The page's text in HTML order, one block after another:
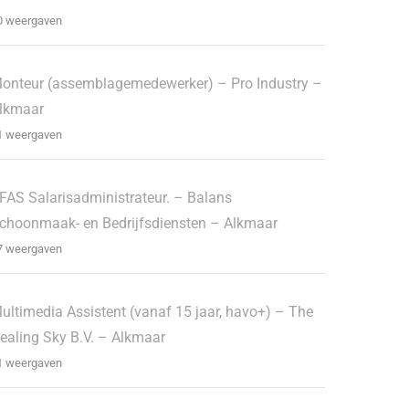
weergaven
(assemblagemedewerker) – Pro Industry –
weergaven
Salarisadministrateur. – Balans
en Bedrijfsdiensten – Alkmaar
weergaven
Assistent (vanaf 15 jaar, havo+) – The
Sky B.V. – Alkmaar
weergaven